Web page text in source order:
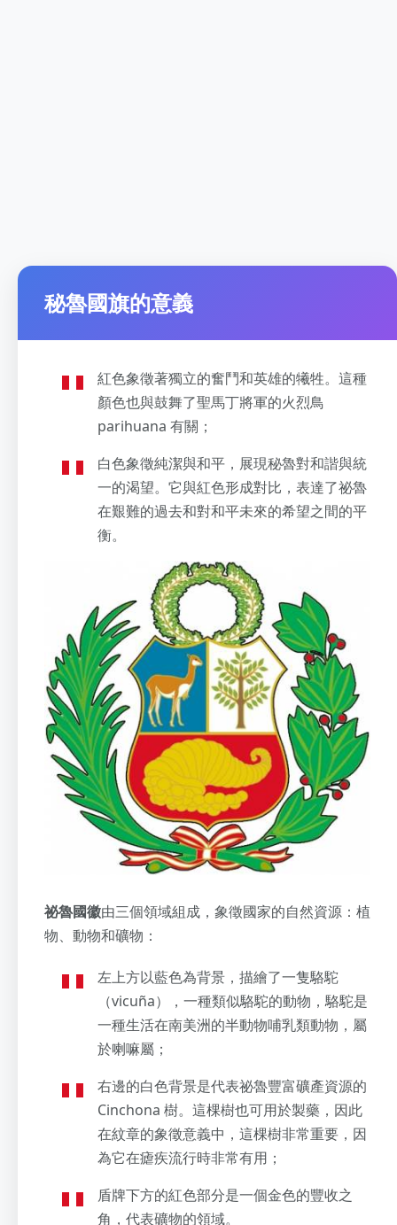
秘魯國旗的意義
紅色象徵著獨立的奮鬥和英雄的犧牲。這種
顏色也與鼓舞了聖馬丁將軍的火烈鳥
parihuana 有關；
白色象徵純潔與和平，展現秘魯對和諧與統
一的渴望。它與紅色形成對比，表達了祕魯
在艱難的過去和對和平未來的希望之間的平
衡。
祕魯國徽由三個領域組成，象徵國家的自然資源：植
物、動物和礦物：
左上方以藍色為背景，描繪了一隻駱駝
（vicuña），一種類似駱駝的動物，駱駝是
一種生活在南美洲的半動物哺乳類動物，屬
於喇嘛屬；
右邊的白色背景是代表祕魯豐富礦產資源的
Cinchona 樹。這棵樹也可用於製藥，因此
在紋章的象徵意義中，這棵樹非常重要，因
為它在瘧疾流行時非常有用；
盾牌下方的紅色部分是一個金色的豐收之
角，代表礦物的領域。